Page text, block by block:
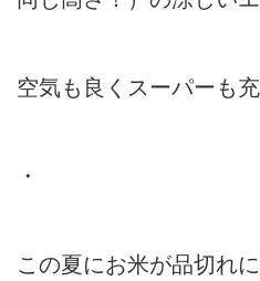
空気も良くスーパーも
・
この夏にお米が品切れ